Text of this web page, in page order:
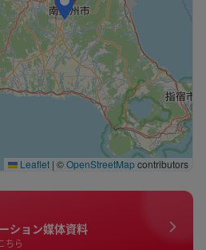
Leaflet | ©OpenStreetMapcontributors
ション媒体資料
ちら